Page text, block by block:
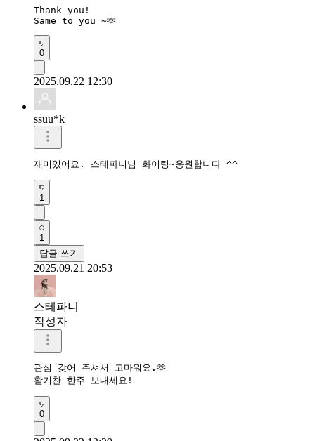
Thank you!
0
2025.09.22 12:30
ssuu*k
재미있어요. 스테파니님 화이팅~응원합니다 ^^
1
1
답글 쓰기
2025.09.21 20:53
스테파니
작성자
관심 갖어 주셔서 고마워요.🫶
활기찬 한주 보내세요!
0